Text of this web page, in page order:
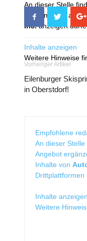
An dieser Stelle
Mit dem Klick auf
Inc.anzeigen
Inhalte anzeigen
Weitere Hinweise
Vorheriger Artikel
Eilenburger
in Oberstdorf!
Empfohlene
An dieser
Angebot
Inhalte von
Drittplattformen
Inhalte anzeigen
Weitere